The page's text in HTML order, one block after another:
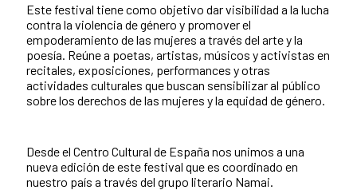
Este festival tiene como objetivo dar visibilidad a la lucha
contra la violencia de género y promover el
empoderamiento de las mujeres a través del arte y la
poesía. Reúne a poetas, artistas, músicos y activistas en
recitales, exposiciones, performances y otras
actividades culturales que buscan sensibilizar al público
sobre los derechos de las mujeres y la equidad de género.
Desde el Centro Cultural de España nos unimos a una
nueva edición de este festival que es coordinado en
nuestro país a través del grupo literario Namai.